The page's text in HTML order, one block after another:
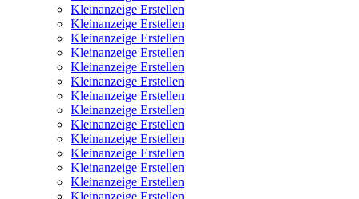
Kleinanzeige Erstellen
Kleinanzeige Erstellen
Kleinanzeige Erstellen
Kleinanzeige Erstellen
Kleinanzeige Erstellen
Kleinanzeige Erstellen
Kleinanzeige Erstellen
Kleinanzeige Erstellen
Kleinanzeige Erstellen
Kleinanzeige Erstellen
Kleinanzeige Erstellen
Kleinanzeige Erstellen
Kleinanzeige Erstellen
Kleinanzeige Erstellen